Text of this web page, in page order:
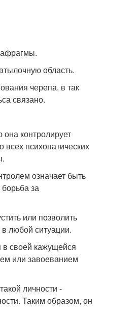
область.
черепа, в так
связано.
она контролирует
всех психопатических
означает быть
за
или позволить
любой ситуации.
в своей кажущейся
или завоеванием
личности -
Таким образом, он